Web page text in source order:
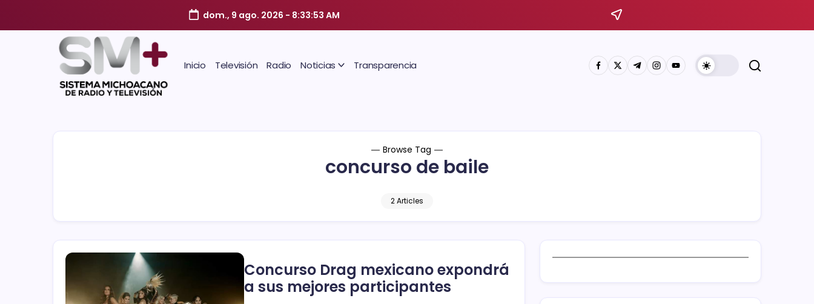
dom., 9 ago. 2026 - 8:33:53 AM
Inicio Televisión Radio Noticias Transparencia
Browse Tag
concurso de baile
2 Articles
Concurso Drag mexicano expondrá
a sus mejores participantes